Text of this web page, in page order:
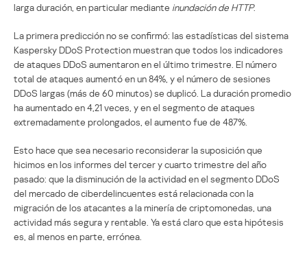
larga duración, en particular mediante inundación de HTTP.
La primera predicción no se confirmó: las estadísticas del sistema
Kaspersky DDoS Protection muestran que todos los indicadores
de ataques DDoS aumentaron en el último trimestre. El número
total de ataques aumentó en un 84%, y el número de sesiones
DDoS largas (más de 60 minutos) se duplicó. La duración promedio
ha aumentado en 4,21 veces, y en el segmento de ataques
extremadamente prolongados, el aumento fue de 487%.
Esto hace que sea necesario reconsiderar la suposición que
hicimos en los informes del tercer y cuarto trimestre del año
pasado: que la disminución de la actividad en el segmento DDoS
del mercado de ciberdelincuentes está relacionada con la
migración de los atacantes a la minería de criptomonedas, una
actividad más segura y rentable. Ya está claro que esta hipótesis
es, al menos en parte, errónea.